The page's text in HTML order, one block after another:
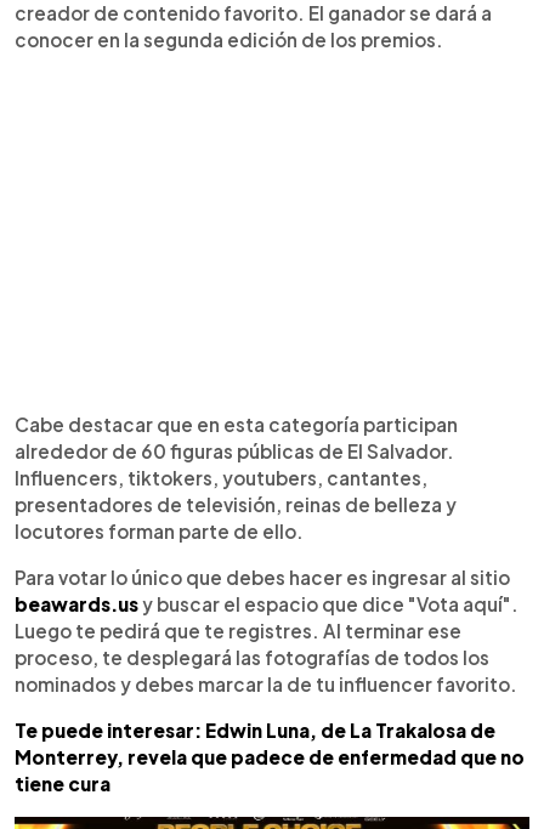
creador de contenido favorito. El ganador se dará a
conocer en la segunda edición de los premios.
Cabe destacar que en esta categoría participan
alrededor de 60 figuras públicas de El Salvador.
Influencers, tiktokers, youtubers, cantantes,
presentadores de televisión, reinas de belleza y
locutores forman parte de ello.
Para votar lo único que debes hacer es ingresar al sitio
beawards.usy buscar el espacio que dice "Vota aquí".
Luego te pedirá que te registres. Al terminar ese
proceso, te desplegará las fotografías de todos los
nominados y debes marcar la de tu influencer favorito.
Te puede interesar: Edwin Luna, de La Trakalosa de
Monterrey, revela que padece de enfermedad que no
tiene cura